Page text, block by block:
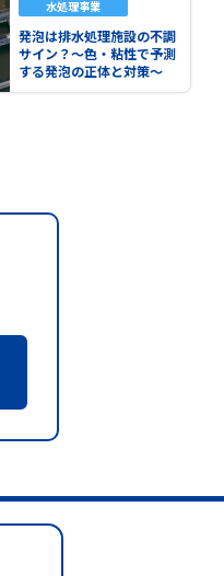
水処理事業
発泡は排水処理施設の不調
サイン？～色・粘性で予測
する発泡の正体と対策～